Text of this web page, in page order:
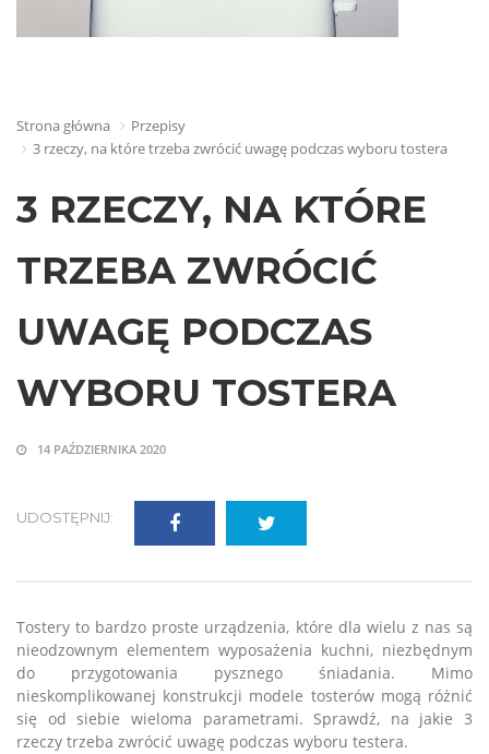
Strona główna
Przepisy
3 rzeczy, na które trzeba zwrócić uwagę podczas wyboru tostera
3 RZECZY, NA KTÓRE
TRZEBA ZWRÓCIĆ
UWAGĘ PODCZAS
WYBORU TOSTERA
14 PAŹDZIERNIKA 2020
UDOSTĘPNIJ:
​Tostery to bardzo proste urządzenia, które dla wielu z nas są
nieodzownym elementem wyposażenia kuchni, niezbędnym
do przygotowania pysznego śniadania. Mimo
nieskomplikowanej konstrukcji modele tosterów mogą różnić
się od siebie wieloma parametrami. Sprawdź, na jakie 3
rzeczy trzeba zwrócić uwagę podczas wyboru testera.